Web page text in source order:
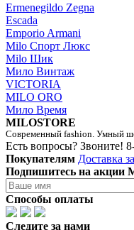
Ermenegildo Zegna
Escada
Emporio Armani
Milo Спорт Люкс
Milo Шик
Мило Винтаж
VICTORIA
MILO ORO
Мило Время
MILOSTORE
Современный fashion. Умный
Есть вопросы? Звоните!
Покупателям Доставка
Подпишитесь на акции
Способы оплаты
Следите за нами